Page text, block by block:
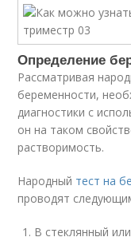
Определение
Рассматривая
беременности,
диагностики с
он на таком
растворимость.
Народный тест на
проводят
В стеклянный